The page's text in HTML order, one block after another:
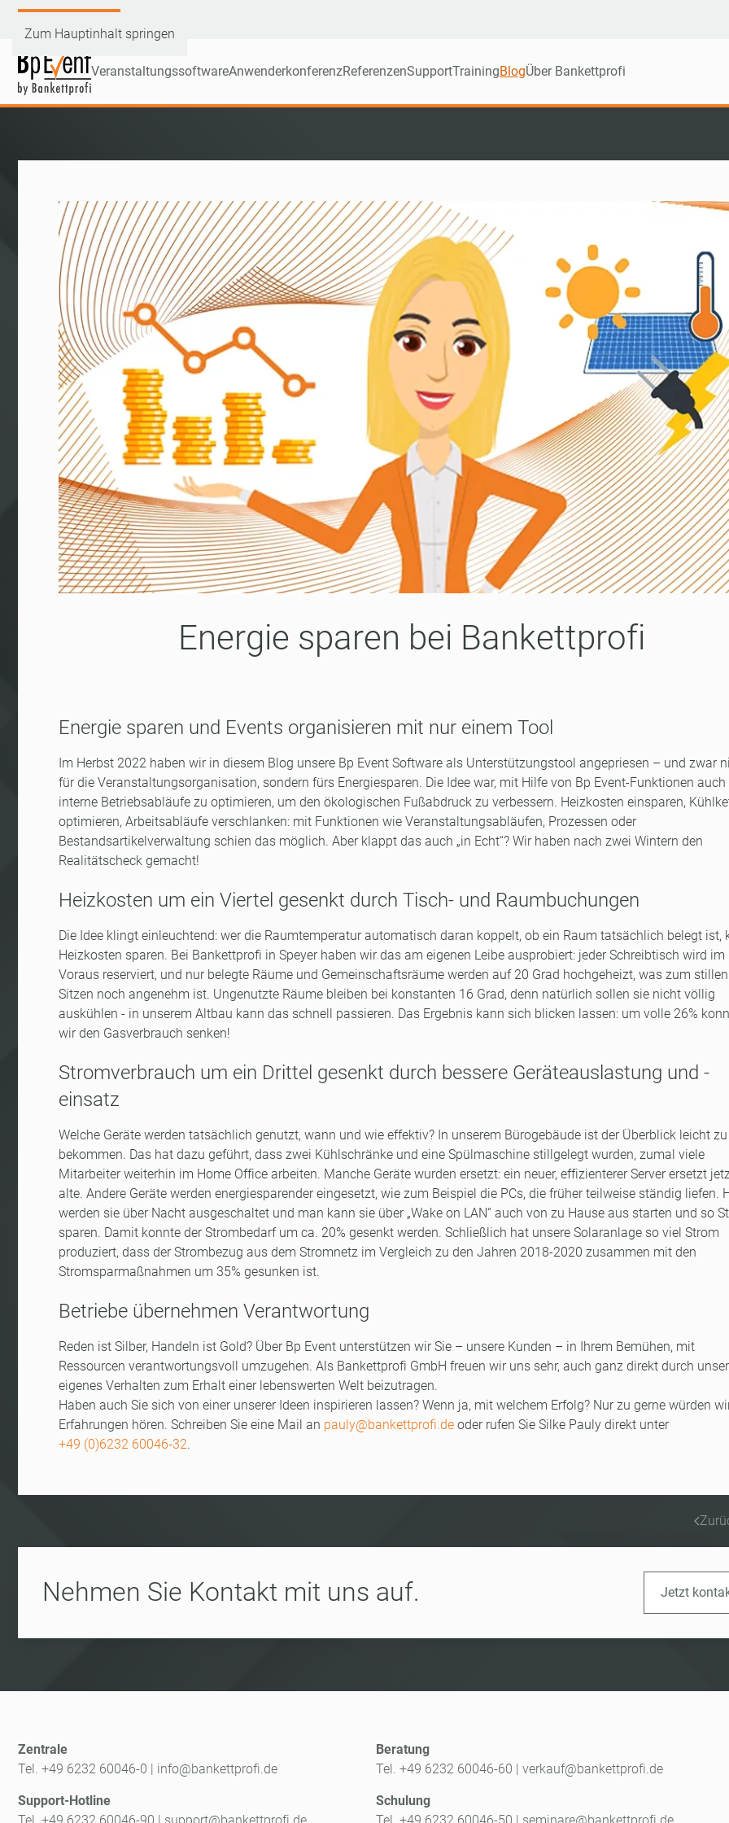
Zum Hauptinhalt springen
VeranstaltungssoftwareAnwenderkonferenzReferenzenSupportTrainingBlogÜber Bankettprofi
Energie sparen bei Bankettprofi
Energie sparen und Events organisieren mit nur einem Tool
Im Herbst 2022 haben wir in diesem Blog unsere Bp Event Software als Unterstützungstool angepriesen – und zwar
für die Veranstaltungsorganisation, sondern fürs Energiesparen. Die Idee war, mit Hilfe von Bp Event-Funktionen auch
interne Betriebsabläufe zu optimieren, um den ökologischen Fußabdruck zu verbessern. Heizkosten einsparen,
optimieren, Arbeitsabläufe verschlanken: mit Funktionen wie Veranstaltungsabläufen, Prozessen oder
Bestandsartikelverwaltung schien das möglich. Aber klappt das auch „in Echt“? Wir haben nach zwei Wintern den
Realitätscheck gemacht!
Heizkosten um ein Viertel gesenkt durch Tisch- und Raumbuchungen
Die Idee klingt einleuchtend: wer die Raumtemperatur automatisch daran koppelt, ob ein Raum tatsächlich belegt ist,
Heizkosten sparen. Bei Bankettprofi in Speyer haben wir das am eigenen Leibe ausprobiert: jeder Schreibtisch wird im
Voraus reserviert, und nur belegte Räume und Gemeinschaftsräume werden auf 20 Grad hochgeheizt, was zum stillen
Sitzen noch angenehm ist. Ungenutzte Räume bleiben bei konstanten 16 Grad, denn natürlich sollen sie nicht völlig
auskühlen - in unserem Altbau kann das schnell passieren. Das Ergebnis kann sich blicken lassen: um volle 26%
wir den Gasverbrauch senken!
Stromverbrauch um ein Drittel gesenkt durch bessere Geräteauslastung und -
einsatz
Welche Geräte werden tatsächlich genutzt, wann und wie effektiv? In unserem Bürogebäude ist der Überblick leicht zu
bekommen. Das hat dazu geführt, dass zwei Kühlschränke und eine Spülmaschine stillgelegt wurden, zumal viele
Mitarbeiter weiterhin im Home Office arbeiten. Manche Geräte wurden ersetzt: ein neuer, effizienterer Server ersetzt
alte. Andere Geräte werden energiesparender eingesetzt, wie zum Beispiel die PCs, die früher teilweise ständig liefen.
werden sie über Nacht ausgeschaltet und man kann sie über „Wake on LAN“ auch von zu Hause aus starten und so
sparen. Damit konnte der Strombedarf um ca. 20% gesenkt werden. Schließlich hat unsere Solaranlage so viel Strom
produziert, dass der Strombezug aus dem Stromnetz im Vergleich zu den Jahren 2018-2020 zusammen mit den
Stromsparmaßnahmen um 35% gesunken ist.
Betriebe übernehmen Verantwortung
Reden ist Silber, Handeln ist Gold? Über Bp Event unterstützen wir Sie – unsere Kunden – in Ihrem Bemühen, mit
Ressourcen verantwortungsvoll umzugehen. Als Bankettprofi GmbH freuen wir uns sehr, auch ganz direkt durch unser
eigenes Verhalten zum Erhalt einer lebenswerten Welt beizutragen.
Haben auch Sie sich von einer unserer Ideen inspirieren lassen? Wenn ja, mit welchem Erfolg? Nur zu gerne würden
Erfahrungen hören. Schreiben Sie eine Mail an pauly@bankettprofi.de oder rufen Sie Silke Pauly direkt unter
+49 (0)6232 60046‑32.
Nehmen Sie Kontakt mit uns auf. Jetzt
Zentrale
Tel. +49 6232 60046-0 | info@bankettprofi.de
Support-Hotline
Beratung
Tel. +49 6232 60046-60 | verkauf@bankettprofi.de
Schulung